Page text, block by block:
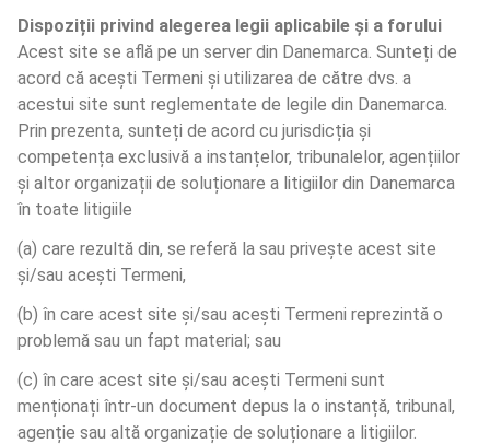
Dispoziții privind alegerea legii aplicabile și a forului
Acest site se află pe un server din Danemarca. Sunteți de
acord că acești Termeni și utilizarea de către dvs. a
acestui site sunt reglementate de legile din Danemarca.
Prin prezenta, sunteți de acord cu jurisdicția și
competența exclusivă a instanțelor, tribunalelor, agențiilor
și altor organizații de soluționare a litigiilor din Danemarca
în toate litigiile
(a) care rezultă din, se referă la sau privește acest site
și/sau acești Termeni,
(b) în care acest site și/sau acești Termeni reprezintă o
problemă sau un fapt material; sau
(c) în care acest site și/sau acești Termeni sunt
menționați într-un document depus la o instanță, tribunal,
agenție sau altă organizație de soluționare a litigiilor.